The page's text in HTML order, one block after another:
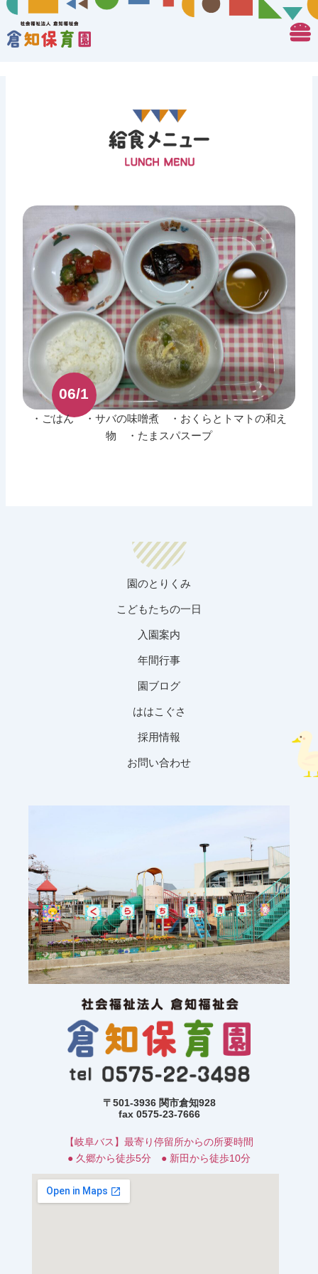
06/1
・ごはん ・サバの味噌煮 ・おくらとトマトの和え
物 ・たまスパスープ
園のとりくみ
こどもたちの一日
入園案内
年間行事
園ブログ
ははこぐさ
採用情報
お問い合わせ
〒501-3936 関市倉知928
fax 0575-23-7666
【岐阜バス】最寄り停留所からの所要時間
● 久郷から徒歩5分 ● 新田から徒歩10分